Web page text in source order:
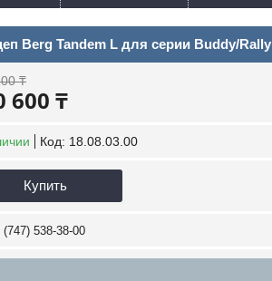
Berg Tandem L для серии Buddy/Rally
₸
600 ₸
Код: 18.08.03.00
Купить
(747) 538-38-00